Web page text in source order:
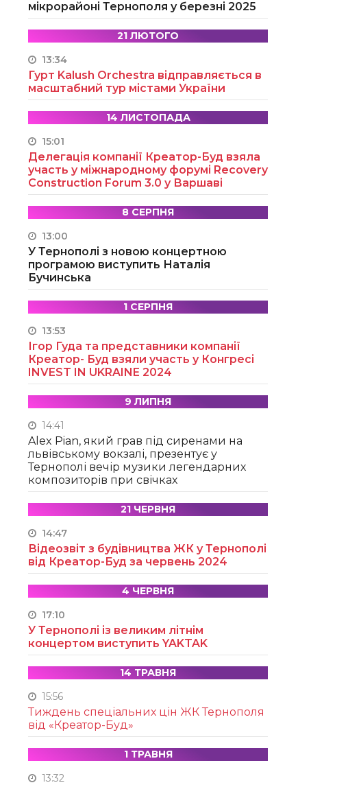
мікрорайоні Тернополя у березні 2025
21 ЛЮТОГО
13:34
Гурт Kalush Orchestra відправляється в
масштабний тур містами України
14 ЛИСТОПАДА
15:01
Делегація компанії Креатор-Буд взяла
участь у міжнародному форумі Recovery
Construction Forum 3.0 у Варшаві
8 СЕРПНЯ
13:00
У Тернополі з новою концертною
програмою виступить Наталія
Бучинська
1 СЕРПНЯ
13:53
Ігор Гуда та представники компанії
Креатор- Буд взяли участь у Конгресі
INVEST IN UKRAINE 2024
9 ЛИПНЯ
14:41
Alex Pian, який грав під сиренами на
львівському вокзалі, презентує у
Тернополі вечір музики легендарних
композиторів при свічках
21 ЧЕРВНЯ
14:47
Відеозвіт з будівництва ЖК у Тернополі
від Креатор-Буд за червень 2024
4 ЧЕРВНЯ
17:10
У Тернополі із великим літнім
концертом виступить YAKTAK
14 ТРАВНЯ
15:56
Тиждень спеціальних цін ЖК Тернополя
від «Креатор-Буд»
1 ТРАВНЯ
13:32